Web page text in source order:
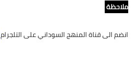
ملاحظة
انضم الى قناة المنهج السوداني على التلجرام